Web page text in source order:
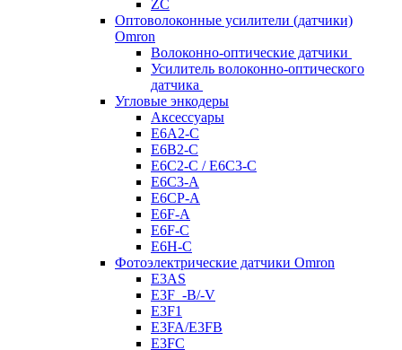
ZC
Оптоволоконные усилители (датчики)
Omron
Волоконно-оптические датчики
Усилитель волоконно-оптического
датчика
Угловые энкодеры
Аксессуары
E6A2-C
E6B2-C
E6C2-C / E6C3-C
E6C3-A
E6CP-A
E6F-A
E6F-C
E6H-C
Фотоэлектрические датчики Omron
E3AS
E3F_-B/-V
E3F1
E3FA/E3FB
E3FC